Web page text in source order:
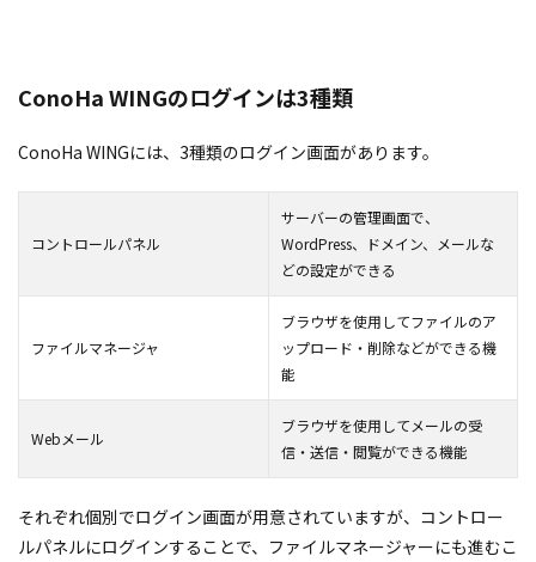
ConoHa WINGのログインは3種類
ConoHa WINGには、3種類のログイン画面があります。
コントロールパネル
サーバーの管理画面で、
WordPress、ドメイン、メールな
どの設定ができる
ファイルマネージャ
ブラウザを使用してファイルのア
ップロード・削除などができる機
能
Webメール
ブラウザを使用してメールの受
信・送信・閲覧ができる機能
それぞれ個別でログイン画面が用意されていますが、コントロー
ルパネルにログインすることで、ファイルマネージャーにも進むこ